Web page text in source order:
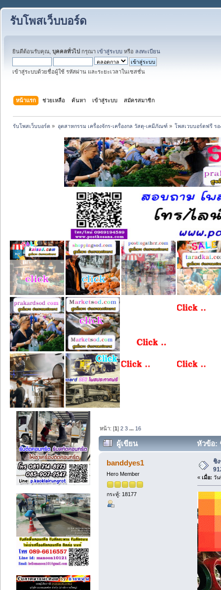
รับโพสเว็บบอร์ด
ยินดีต้อนรับคุณ, บุคคลทั่วไป กรุณา เข้าสู่ระบบ หรือ ลงทะเบียน
เข้าสู่ระบบด้วยชื่อผู้ใช้ รหัสผ่าน และระยะเวลาในเซสชั่น
หน้าแรก ช่วยเหลือ ค้นหา เข้าสู่ระบบ สมัครสมาชิก
รับโพสเว็บบอร์ด » อุตสาหกรรม เครื่องจักร-เครื่องกล วัสดุ-เคมีภัณฑ์ » โพสเวบบอร์ดฟรี รอ
หน้า: [1]2 3 ... 16
ผู้เขียน
หัวข้อ:
ครั้ง)
banddyes1
Hero Member
กระทู้: 18177
ชิ
« เมื่อ: วัน